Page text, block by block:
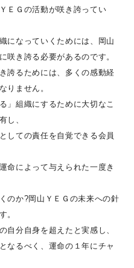
ＥＧの活動が咲き誇ってい
になっていくためには、岡山
咲き誇る必要があるのです。
誇るためには、多くの感動経
りません。
」組織にするために大切なこ
し、
しての責任を自覚できる会員
命によって与えられた一度き
のか?岡山ＹＥＧの未来への針
。
自分自身を超えたと実感し、
なるべく、運命の１年にチャ